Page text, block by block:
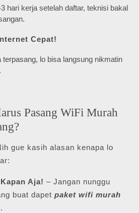
hari kerja setelah daftar, teknisi bakal
Cepat!
terpasang, lo bisa langsung nikmatin
Pasang WiFi Murah
gue kasih alasan kenapa lo
Aja! – Jangan nunggu
buat dapet paket wifi murah